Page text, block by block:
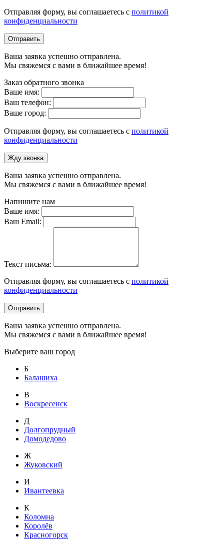
Отправляя форму, вы соглашаетесь с политикой
конфиденциальности
Отправить
Ваша заявка успешно отправлена.
Мы свяжемся с вами в ближайшее время!
Заказ обратного звонка
Ваше имя:
Ваш телефон:
Ваше город:
Отправляя форму, вы соглашаетесь с политикой
конфиденциальности
Жду звонка
Ваша заявка успешно отправлена.
Мы свяжемся с вами в ближайшее время!
Напишите нам
Ваше имя:
Ваш Email:
Текст письма:
Отправляя форму, вы соглашаетесь с политикой
конфиденциальности
Отправить
Ваша заявка успешно отправлена.
Мы свяжемся с вами в ближайшее время!
Выберите ваш город
Б
Балашиха
В
Воскресенск
Д
Долгопрудный
Домодедово
Ж
Жуковский
И
Ивантеевка
К
Коломна
Королёв
Красногорск